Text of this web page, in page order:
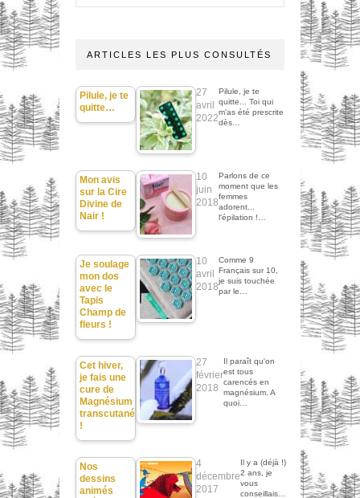
ARTICLES LES PLUS CONSULTÉS
Pilule, je te
quitte…
27
avril
2022
Pilule, je te
quitte... Toi qui
m'as été prescrite
dès…
Mon avis
sur la Cire
Divine de
Nair !
10
juin
2018
Parlons de ce
moment que les
femmes
adorent...
l'épilation !…
Je soulage
mon dos
avec le
Tapis
Champ de
fleurs !
10
avril
2018
Comme 9
Français sur 10,
je suis touchée
par le…
Cet hiver,
je fais une
cure de
Magnésium
transcutané
!
27
février
2018
Il paraît qu'on
est tous
carencés en
magnésium. A
quoi…
Nos
dessins
animés
4
décembre
2017
Il y a (déjà !)
2 ans, je
vous
conseillais…